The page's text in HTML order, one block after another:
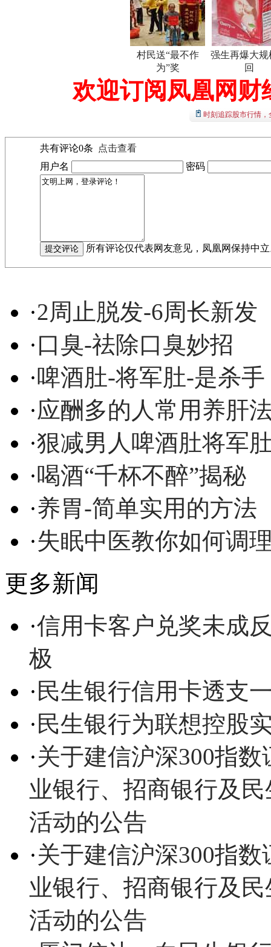
村民送“最不作
为”奖
强生再爆大规
回
欢迎订阅凤凰网财
时刻追踪股市行情
共有评论0条
点击查看
用户名
密码
所有评论仅代表网友意见，凤凰网保持中
·2周止脱发-6周长新发
·口臭-祛除口臭妙招
·啤酒肚-将军肚-是杀手
·应酬多的人常用养肝
·狠减男人啤酒肚将军
·喝酒“千杯不醉”揭秘
·养胃-简单实用的方法
·失眠中医教你如何调
更多新闻
·信用卡客户兑奖未成
极
· 民生银行信用卡透支
· 民生银行为联想控股
·关于建信沪深300指
业银行、招商银行及
活动的公告
·关于建信沪深300指
业银行、招商银行及
活动的公告